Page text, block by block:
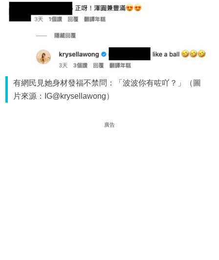
有網民見她身材發福不禁問：「波波你有咗吖？」（圖
片來源：IG@krysellawong）
廣告